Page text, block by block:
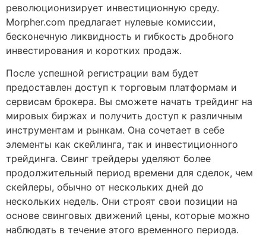
революционизирует инвестиционную среду.
Morpher.com предлагает нулевые комиссии,
бесконечную ликвидность и гибкость дробного
инвестирования и коротких продаж.
После успешной регистрации вам будет
предоставлен доступ к торговым платформам и
сервисам брокера. Вы сможете начать трейдинг на
мировых биржах и получить доступ к различным
инструментам и рынкам. Она сочетает в себе
элементы как скейлинга, так и инвестиционного
трейдинга. Свинг трейдеры уделяют более
продолжительный период времени для сделок, чем
скейлеры, обычно от нескольких дней до
нескольких недель. Они строят свои позиции на
основе свинговых движений цены, которые можно
наблюдать в течение этого временного периода.